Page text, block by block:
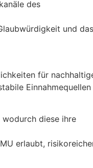
des
und das
für
Einnahmequellen
diese ihre
erlaubt,